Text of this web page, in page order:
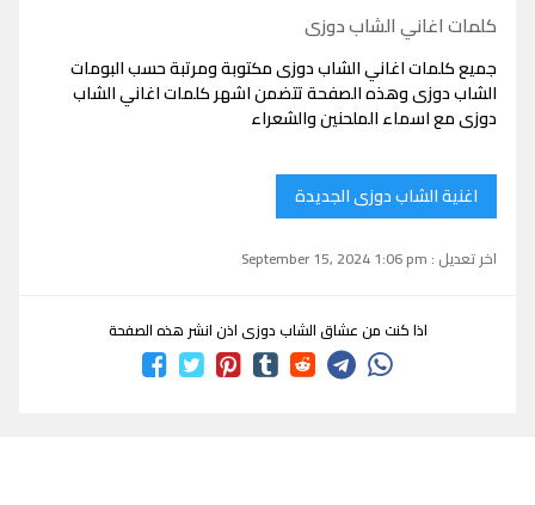
كلمات اغاني الشاب دوزى
جميع كلمات اغاني الشاب دوزى مكتوبة ومرتبة حسب البومات
الشاب دوزى وهذه الصفحة تتضمن اشهر كلمات اغاني الشاب
دوزى مع اسماء الملحنين والشعراء
اغنية الشاب دوزى الجديدة
اخر تعديل : September 15, 2024 1:06 pm
اذا كنت من عشاق الشاب دوزى اذن انشر هذه الصفحة